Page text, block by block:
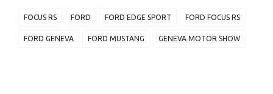
FOCUS RS FORD FORD EDGE SPORT FORD FOCUS RS
FORD GENEVA FORD MUSTANG GENEVA MOTOR SHOW